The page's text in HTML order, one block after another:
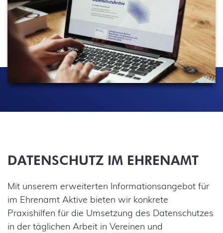
DATENSCHUTZ IM EHRENAMT
Mit unserem erweiterten Informationsangebot für
im Ehrenamt Aktive bieten wir konkrete
Praxishilfen für die Umsetzung des Datenschutzes
in der täglichen Arbeit in Vereinen und